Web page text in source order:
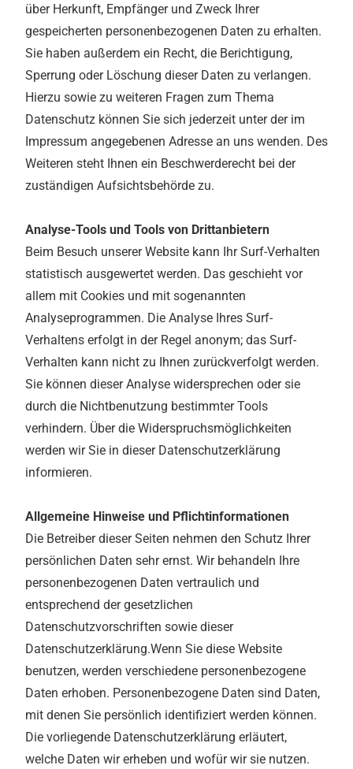
über Herkunft, Empfänger und Zweck Ihrer
gespeicherten personenbezogenen Daten zu erhalten.
Sie haben außerdem ein Recht, die Berichtigung,
Sperrung oder Löschung dieser Daten zu verlangen.
Hierzu sowie zu weiteren Fragen zum Thema
Datenschutz können Sie sich jederzeit unter der im
Impressum angegebenen Adresse an uns wenden. Des
Weiteren steht Ihnen ein Beschwerderecht bei der
zuständigen Aufsichtsbehörde zu.
Analyse-Tools und Tools von Drittanbietern
Beim Besuch unserer Website kann Ihr Surf-Verhalten
statistisch ausgewertet werden. Das geschieht vor
allem mit Cookies und mit sogenannten
Analyseprogrammen. Die Analyse Ihres Surf-
Verhaltens erfolgt in der Regel anonym; das Surf-
Verhalten kann nicht zu Ihnen zurückverfolgt werden.
Sie können dieser Analyse widersprechen oder sie
durch die Nichtbenutzung bestimmter Tools
verhindern. Über die Widerspruchsmöglichkeiten
werden wir Sie in dieser Datenschutzerklärung
informieren.
Allgemeine Hinweise und Pflichtinformationen
Die Betreiber dieser Seiten nehmen den Schutz Ihrer
persönlichen Daten sehr ernst. Wir behandeln Ihre
personenbezogenen Daten vertraulich und
entsprechend der gesetzlichen
Datenschutzvorschriften sowie dieser
Datenschutzerklärung.Wenn Sie diese Website
benutzen, werden verschiedene personenbezogene
Daten erhoben. Personenbezogene Daten sind Daten,
mit denen Sie persönlich identifiziert werden können.
Die vorliegende Datenschutzerklärung erläutert,
welche Daten wir erheben und wofür wir sie nutzen.